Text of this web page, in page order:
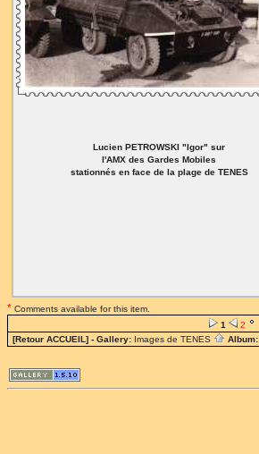
Lucien PETROWSKI "Igor" sur
l'AMX des Gardes Mobiles
stationnés en face de la plage de TENES
* Comments available for this item.
1
2
[Retour ACCUEIL] - Gallery: Images de TENES Album: